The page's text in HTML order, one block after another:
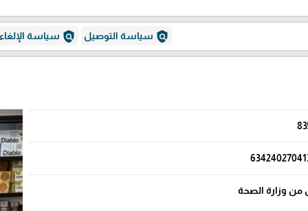
policy سياسة التوصيل policy سياسة الإلغاء
وزارة الصحة